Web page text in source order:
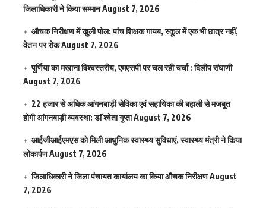
जिलाधिकारी ने किया सम्मानAugust 7, 2026
औचक निरीक्षण में खुली पोल: पांच शिक्षक गायब, स्कूल में एक भी छात्र नहीं,
वेतन पर रोकAugust 7, 2026
पूर्णिया का मखाना विश्वस्तरीय, एमएसपी पर चल रही चर्चा : दिलीप संघाणी
August 7, 2026
22 हजार से अधिक आंगनबाड़ी सेविका एवं सहायिका की बहाली से मजबूत
होगी आंगनबाड़ी व्यवस्था: डाॅ श्वेता गुप्ताAugust 7, 2026
आईजीआईएमएस काे मिली आधुनिक स्वास्थ्य सुविधाएं, स्वास्थ्य मंत्री ने किया
लोकार्पणAugust 7, 2026
जिलाधिकारी ने जिला पंचायत कार्यालय का किया औचक निरीक्षणAugust
7, 2026